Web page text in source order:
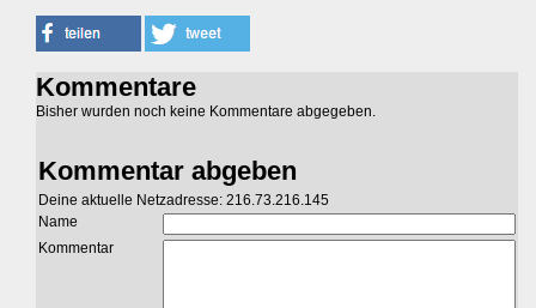
Kommentare
Bisher wurden noch keine Kommentare abgegeben.
Kommentar abgeben
Deine aktuelle Netzadresse: 216.73.216.145
Name
Kommentar